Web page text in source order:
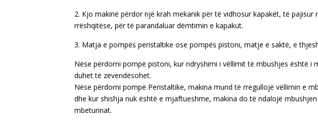
2. Kjo makinë përdor një krah mekanik për të vidhosur kapakët, të pajisur
rrëshqitëse, për të parandaluar dëmtimin e kapakut.
3. Matja e pompës peristaltike ose pompës pistoni, matje e saktë, e
Nëse përdorni pompë pistoni, kur ndryshimi i vëllimit të mbushjes është i
duhet të zëvendësohet.
Nëse përdorni pompë Peristaltike, makina mund të rregullojë vëllimin e
dhe kur shishja nuk është e mjaftueshme, makina do të ndalojë
mbeturinat.